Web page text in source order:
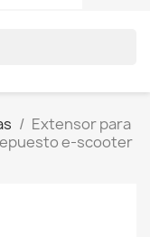
Extensor para
e-scooter